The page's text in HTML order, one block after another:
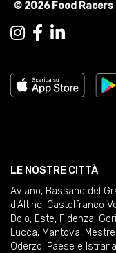
© 2026 Food Racers
LE NOSTRE CITTÀ
Aviano, Bassano del
d'Altino, Castelfranco
Dolo, Este, Fidenza,
Lucca, Mantova, Mestre
Oderzo, Paese e Istrana